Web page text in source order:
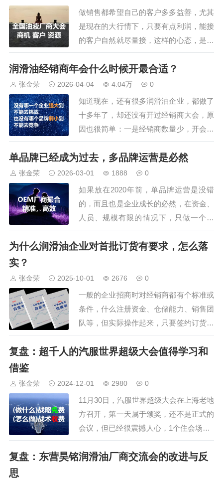
户更精准，有的…
做销售都希望自己的客户多多益善，尤其
是现在的大行情下，只要有点利润，能接
的客户自然就尽量接，这样的心态，是当
下大部分人的想法，我也曾经这么认为：
不管什么菜，捡到筐里的就是菜。但很快
我就发现，这样接客户签单，实际是大错
特错，客户创造的价值，无法覆盖成本。
假如，一个很小的还偏远的汽修门店，每
个月就要一两…
润滑油经销商年会什么时候开最合适？
张金荣 2026-04-04 4.04万 0
知道现在，还有很多润滑油企业，都做了
十多年了，却还没有开过经销商大会，原
因也很简单：一是经销商数量少，开会没
有氛围；二是不知道怎么开会，安排什么
内容，自己说些什么；三是觉得开会是个
亏本生意，要安排食宿、游乐，不划算。
这么想，其实是把大会误解了，经销商大
会需要开，而是非常需开。开会可以传递
精神，比如新…
单品牌已经成为过去，多品牌运营是必然
张金荣 2026-03-01 1888 0
如果放在2020年前，单品牌运营是没错
的，而且也是企业成长的必然，在资金、
人员、规模有限的情况下，只做一个品
牌，甚至只做几款产品，才能争抢一块蛋
糕。但现在整个市场规模都在萎缩，一个
定30来个经…
为什么润滑油企业对首批订货有要求，怎么落
实？
张金荣 2025-10-01 2676 0
一般的企业招商时对经销商都有个标准或
条件，什么注册资金、仓储能力、销售团
队等，但实际操作起来，只要签约订货，
这些打个哈哈就没有人过问，即使反复强
调的“首批订货”，却因难以给经销商说出
里，不管是老…
复盘：超千人的汽服世界超级大会值得学习和
借鉴
张金荣 2024-12-01 2980 0
11月30日，汽服世界超级大会在上海老地
方召开，第一天属于颁奖，还不是正式的
会议，但已经很震撼人心，1个住会场，3
个小会场，还有1个MBA学员交流会，由
于酒店会场布局乱，有的会场不太好找，
复盘：东营昊铭润滑油厂商交流会的改进与反
思